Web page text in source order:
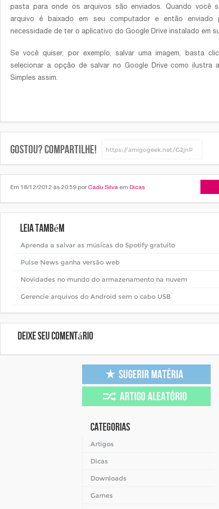
pasta para onde os arquivos são enviados. Quando você
arquivo é baixado em seu computador e então enviado
necessidade de ter o aplicativo do Google Drive instalado em
Se você quiser, por exemplo, salvar uma imagem, basta
selecionar a opção de salvar no Google Drive como ilustra
Simples assim.
Gostou? Compartilhe!
Em 18/12/2012 às 20:59 por Cadu Silva em Dicas
Leia também
Aprenda a salvar as músicas do Spotify gratuito
Pulse News ganha versão web
Novidades no mundo do armazenamento na nuvem
Gerencie arquivos do Android sem o cabo USB
Deixe seu comentário
Categorias
Artigos
Dicas
Downloads
Games